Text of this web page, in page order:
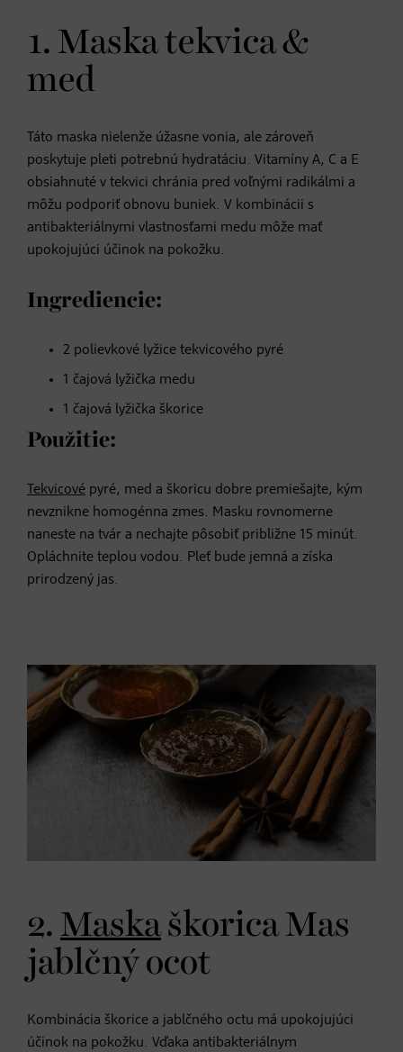
1. Maska tekvica &
med
Táto maska nielenže úžasne vonia, ale zároveň
poskytuje pleti potrebnú hydratáciu. Vitamíny A, C a E
obsiahnuté v tekvici chránia pred voľnými radikálmi a
môžu podporiť obnovu buniek. V kombinácii s
antibakteriálnymi vlastnosťami medu môže mať
upokojujúci účinok na pokožku.
Ingrediencie:
2 polievkové lyžice tekvicového pyré
1 čajová lyžička medu
1 čajová lyžička škorice
Použitie:
Tekvicové pyré, med a škoricu dobre premiešajte, kým
nevznikne homogénna zmes. Masku rovnomerne
naneste na tvár a nechajte pôsobiť približne 15 minút.
Opláchnite teplou vodou. Pleť bude jemná a získa
prirodzený jas.
2. Maska škorica Mas
jablčný ocot
Kombinácia škorice a jablčného octu má upokojujúci
účinok na pokožku. Vďaka antibakteriálnym